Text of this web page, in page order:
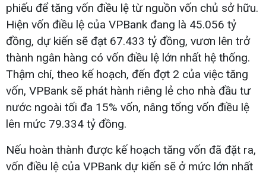
phiếu để tăng vốn điều lệ từ nguồn vốn chủ sở hữu.
Hiện vốn điều lệ của VPBank đang là 45.056 tỷ
đồng, dự kiến sẽ đạt 67.433 tỷ đồng, vươn lên trở
thành ngân hàng có vốn điều lệ lớn nhất hệ thống.
Thậm chí, theo kế hoạch, đến đợt 2 của việc tăng
vốn, VPBank sẽ phát hành riêng lẻ cho nhà đầu tư
nước ngoài tối đa 15% vốn, nâng tổng vốn điều lệ
lên mức 79.334 tỷ đồng.
Nếu hoàn thành được kế hoạch tăng vốn đã đặt ra,
vốn điều lệ của VPBank dự kiến sẽ ở mức lớn nhất